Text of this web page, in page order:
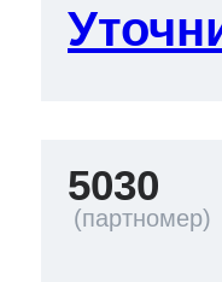
5030